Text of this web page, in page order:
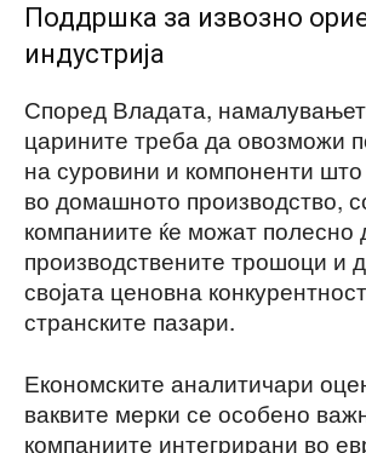
Поддршка за извозно
индустрија
Според Владата,
царините треба да овозможи
на суровини и компоненти што
во домашното производство,
компаниите ќе можат полесно
производствените трошоци и
својата ценовна
странските пазари.
Економските аналитичари
ваквите мерки се особено
компаниите интегрирани во